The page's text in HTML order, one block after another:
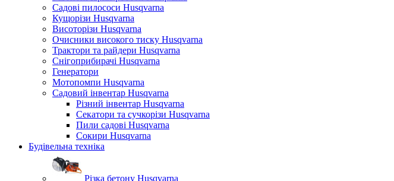
Садові пилососи Husqvarna
Кущорізи Husqvarna
Висоторізи Husqvarna
Очисники високого тиску Husqvarna
Трактори та райдери Husqvarna
Снігоприбирачі Husqvarna
Генератори
Мотопомпи Husqvarna
Садовий інвентар Husqvarna
Різний інвентар Husqvarna
Секатори та сучкорізи Husqvarna
Пили садові Husqvarna
Сокири Husqvarna
Будівельна техніка
Різка бетону Husqvarna